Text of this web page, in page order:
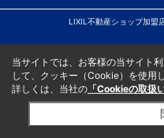
LIXIL不動産ショップ加盟
当サイトでは、お客様の当サイト
して、クッキー（Cookie）を使用
詳しくは、当社の 「Cookieの取扱